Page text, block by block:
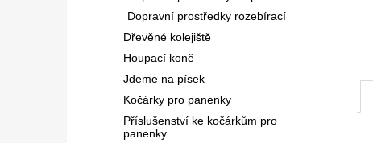
Dopravní prostředky rozebírací
Dřevěné kolejiště
Houpací koně
Jdeme na písek
Kočárky pro panenky
Příslušenství ke kočárkům pro
panenky